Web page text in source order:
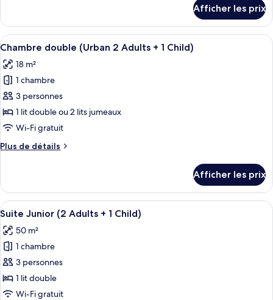
(Urban
3
Adults)
Chambre
double
(Urban
Adults)
Afficher les prix
Afficher
toutes
les
photos
pour
ce
type
chambre :
(Urban
2
Adults
+
Child)
Une chambre d’hôtel avec un
4
Chambre double (Urban 2 Adults + 1 Child)
18 m²
1 chambre
3 personnes
1 lit double ou 2 lits jumeaux
Wi-Fi gratuit
Plus de détails
Plus
Chambre
double
(Urban
Adults
+
Child)
Afficher les prix
Afficher
toutes
les
photos
pour
ce
type
Une chambre d’hôtel moderne
5
Suite Junior (2 Adults + 1 Child)
50 m²
1 chambre
3 personnes
1 lit double
Wi-Fi gratuit